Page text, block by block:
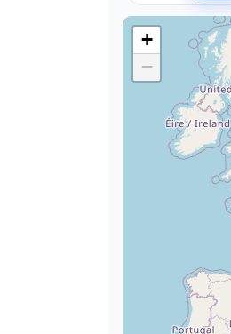
+
−